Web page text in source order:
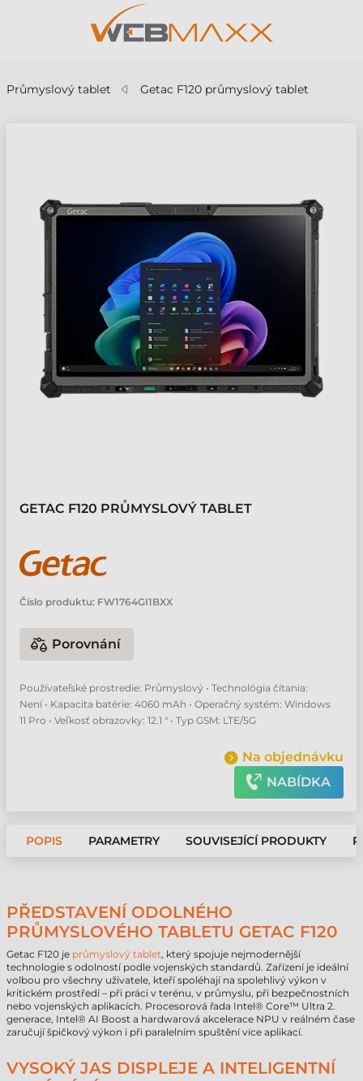
Průmyslový tablet Getac F120 průmyslový tablet
GETAC F120 PRŮMYSLOVÝ TABLET
Číslo produktu: FW1764GI1BXX
Porovnání
Používateľské prostredie: Průmyslový • Technológia čítania:
Není • Kapacita batérie: 4060 mAh • Operačný systém: Windows
11 Pro • Veľkosť obrazovky: 12.1 " • Typ GSM: LTE/5G
Na objednávku
NABÍDKA
POPIS PARAMETRY SOUVISEJÍCÍ PRODUKTY
PŘEDSTAVENÍ ODOLNÉHO
PRŮMYSLOVÉHO TABLETU GETAC F120
Getac F120 je průmyslový tablet, který spojuje nejmodernější
technologie s odolností podle vojenských standardů. Zařízení je ideální
volbou pro všechny uživatele, kteří spoléhají na spolehlivý výkon v
kritickém prostředí – při práci v terénu, v průmyslu, při bezpečnostních
nebo vojenských aplikacích. Procesorová řada Intel® Core™ Ultra 2.
generace, Intel® AI Boost a hardwarová akcelerace NPU v reálném čase
zaručují špičkový výkon i při paralelním spuštění více aplikací.
VYSOKÝ JAS DISPLEJE A INTELIGENTNÍ